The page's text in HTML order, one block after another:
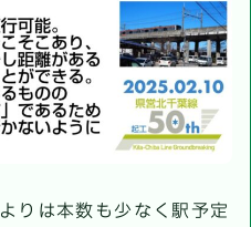
りは本数も少なく駅予定